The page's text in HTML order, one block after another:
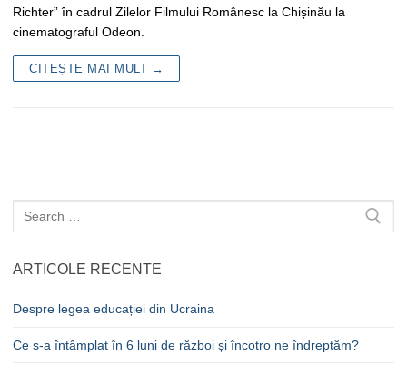
Richter” în cadrul Zilelor Filmului Românesc la Chișinău la
cinematograful Odeon.
CITEȘTE MAI MULT →
Caută
după:
ARTICOLE RECENTE
Despre legea educației din Ucraina
Ce s-a întâmplat în 6 luni de război și încotro ne îndreptăm?